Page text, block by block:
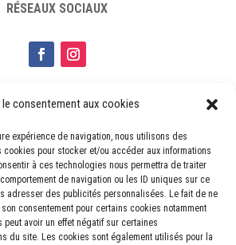
le consentement aux cookies
expérience de navigation, nous utilisons des
pour stocker et/ou accéder aux informations
à ces technologies nous permettra de traiter
de navigation ou les ID uniques sur ce
adresser des publicités personnalisées. Le fait de ne
consentement pour certains cookies notamment
peut avoir un effet négatif sur certaines
du site. Les cookies sont également utilisés pour la
RÉSEAUX SOCIAUX
MENTIONS LÉGALES
Mentions légales
de confidentialité
PRESSE